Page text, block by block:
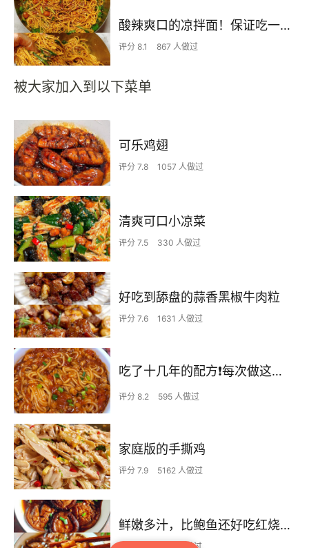
酸辣爽口的凉拌面！保证吃一次就上瘾
评分 8.1 867 人做过
被大家加入到以下菜单
可乐鸡翅
评分 7.8 1057 人做过
清爽可口小凉菜
评分 7.5 330 人做过
好吃到舔盘的蒜香黑椒牛肉粒
评分 7.6 1631 人做过
吃了十几年的配方❗️每次做这至少吃2碗
评分 8.2 595 人做过
家庭版的手撕鸡
评分 7.9 5162 人做过
鲜嫩多汁，比鲍鱼还好吃红烧香菇